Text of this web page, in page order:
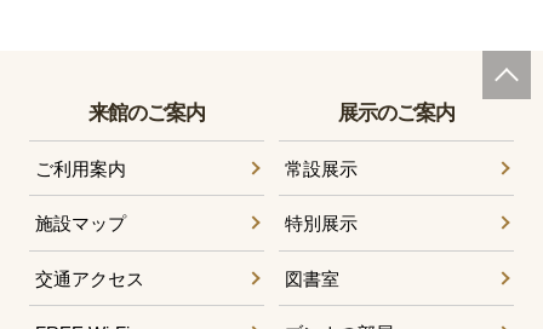
来館のご案内
ご利用案内
施設マップ
交通アクセス
展示のご案内
常設展示
特別展示
図書室